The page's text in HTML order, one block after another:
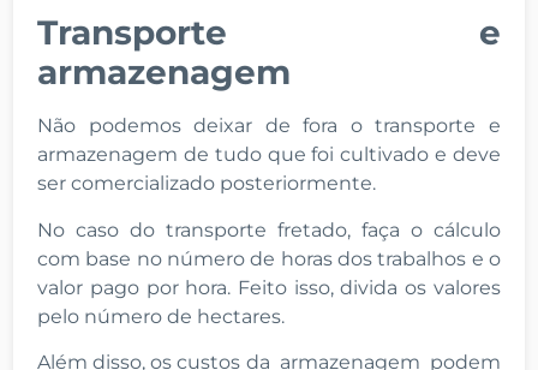
Transporte e
armazenagem
Não podemos deixar de fora o transporte e
armazenagem de tudo que foi cultivado e deve
ser comercializado posteriormente.
No caso do transporte fretado, faça o cálculo
com base no número de horas dos trabalhos e o
valor pago por hora. Feito isso, divida os valores
pelo número de hectares.
Além disso, os custos da armazenagem podem